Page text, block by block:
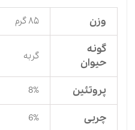
وزن ۸۵ گرم
گونه
حیوان
گربه
پروتئین 8%
چربی 6%